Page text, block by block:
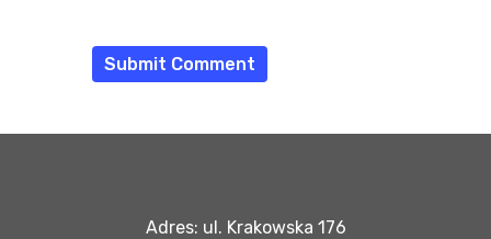
Adres: ul. Krakowska 176